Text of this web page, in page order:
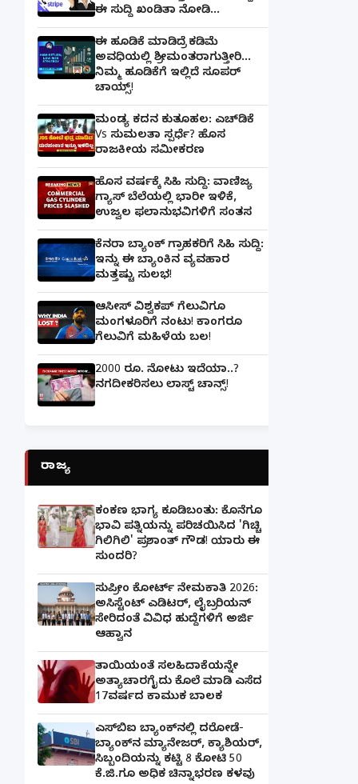
ಈ ಸುದ್ದಿ ಖಂಡಿತಾ ನೋಡಿ...
ಈ ಹೂಡಿಕೆ ಮಾಡಿದ್ರೆ ಕಡಿಮೆ
ಅವಧಿಯಲ್ಲಿ ಶ್ರೀಮಂತರಾಗುತ್ತೀರಿ...
ನಿಮ್ಮ ಹೂಡಿಕೆಗೆ ಇಲ್ಲಿದೆ ಸೂಪರ್
ಚಾಯ್ಸ್‌!
ಮಂಡ್ಯ ಕದನ ಕುತೂಹಲ: ಎಚ್‌ಡಿಕೆ
Vs ಸುಮಲತಾ ಸ್ಪರ್ಧೆ? ಹೊಸ
ರಾಜಕೀಯ ಸಮೀಕರಣ
ಹೊಸ ವರ್ಷಕ್ಕೆ ಸಿಹಿ ಸುದ್ದಿ: ವಾಣಿಜ್ಯ
ಗ್ಯಾಸ್‌ ಬೆಲೆಯಲ್ಲಿ ಭಾರೀ ಇಳಿಕೆ,
ಉಜ್ವಲ ಫಲಾನುಭವಿಗಳಿಗೆ ಸಂತಸ
ಕೆನರಾ ಬ್ಯಾಂಕ್‌ ಗ್ರಾಹಕರಿಗೆ ಸಿಹಿ ಸುದ್ದಿ:
ಇನ್ನು ಈ ಬ್ಯಾಂಕಿನ ವ್ಯವಹಾರ
ಮತ್ತಷ್ಟು ಸುಲಭ!
ಆಸೀಸ್ ವಿಶ್ವಕಪ್ ಗೆಲುವಿಗೂ
ಮಂಗಳೂರಿಗೆ ನಂಟು! ಕಾಂಗರೂ
ಗೆಲುವಿಗೆ ಮಹಿಳೆಯ ಬಲ!
2000 ರೂ. ನೋಟು ಇದೆಯಾ..?
ನಗದೀಕರಿಸಲು ಲಾಸ್ಟ್‌ ಚಾನ್ಸ್‌!
ರಾಜ್ಯ
ಕಂಕಣ ಭಾಗ್ಯ ಕೂಡಿಬಂತು: ಕೊನೆಗೂ
ಭಾವಿ ಪತ್ನಿಯನ್ನು ಪರಿಚಯಿಸಿದ 'ಗಿಚ್ಚಿ
ಗಿಲಿಗಿಲಿ' ಪ್ರಶಾಂತ್ ಗೌಡ! ಯಾರು ಈ
ಸುಂದರಿ?
ಸುಪ್ರೀಂ ಕೋರ್ಟ್ ನೇಮಕಾತಿ 2026:
ಅಸಿಸ್ಟೆಂಟ್ ಎಡಿಟರ್, ಲೈಬ್ರರಿಯನ್
ಸೇರಿದಂತೆ ವಿವಿಧ ಹುದ್ದೆಗಳಿಗೆ ಅರ್ಜಿ
ಆಹ್ವಾನ
ತಾಯಿಯಂತೆ ಸಲಹಿದಾಕೆಯನ್ನೇ
ಅತ್ಯಾಚಾರಗೈದು ಕೊಲೆ ಮಾಡಿ ಎಸೆದ
17ವರ್ಷದ ಕಾಮುಕ ಬಾಲಕ
ಎಸ್‌ಬಿಐ ಬ್ಯಾಂಕ್‌ನಲ್ಲಿ‌ ದರೋಡೆ-
ಬ್ಯಾಂಕ್​ನ ಮ್ಯಾನೇಜರ್‌, ಕ್ಯಾಶಿಯರ್‌,
ಸಿಬ್ಬಂದಿಯನ್ನು ಕಟ್ಟಿ 8 ಕೋಟಿ 50
ಕೆ.ಜಿ.ಗೂ ಅಧಿಕ ಚಿನ್ನಾಭರಣ ಕಳವು